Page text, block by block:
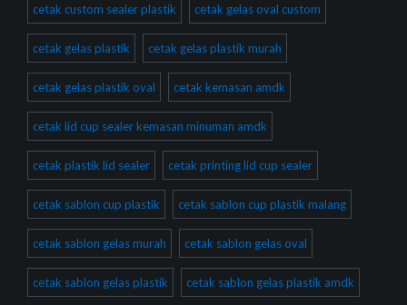
cetak custom sealer plastik cetak gelas oval custom
cetak gelas plastik cetak gelas plastik murah
cetak gelas plastik oval cetak kemasan amdk
cetak lid cup sealer kemasan minuman amdk
cetak plastik lid sealer cetak printing lid cup sealer
cetak sablon cup plastik cetak sablon cup plastik malang
cetak sablon gelas murah cetak sablon gelas oval
cetak sablon gelas plastik cetak sablon gelas plastik amdk